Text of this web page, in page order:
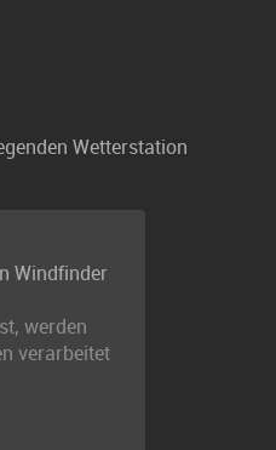
Wetterstation
Windfinder
werden
verarbeitet